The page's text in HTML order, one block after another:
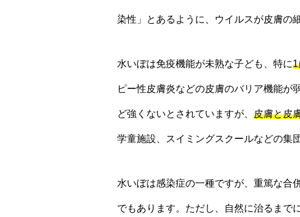
染性」とあるように、ウイルスが皮膚の
水いぼは免疫機能が未熟な子ども、特に1
ピー性皮膚炎などの皮膚のバリア機能が
ど強くないとされていますが、 皮膚と皮
学童施設、スイミングスクールなどの集
水いぼは感染症の一種ですが、重篤な合
でもあります。ただし、自然に治るまで